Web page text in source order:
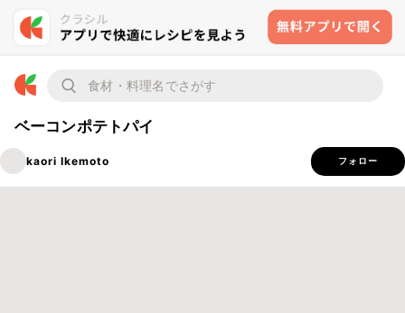
ベーコンポテトパイ
kaori Ikemoto フォロー